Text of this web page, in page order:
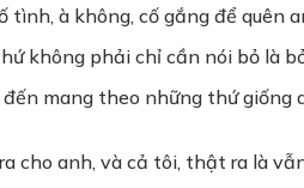
tình, à không, cố gắng để quên
không phải chỉ cần nói bỏ là
đến mang theo những thứ
cho anh, và cả tôi, thật ra là